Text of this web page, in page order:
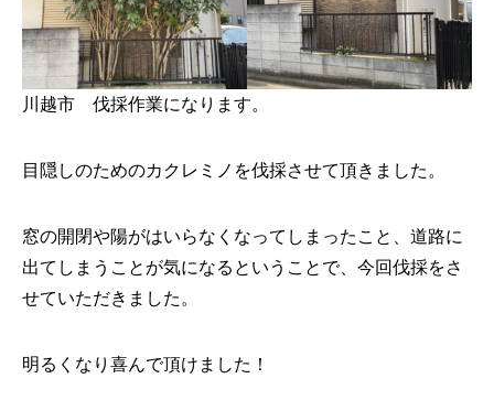
川越市 伐採作業になります。
目隠しのためのカクレミノを伐採させて頂きました。
窓の開閉や陽がはいらなくなってしまったこと、道路に
出てしまうことが気になるということで、今回伐採をさ
せていただきました。
明るくなり喜んで頂けました！